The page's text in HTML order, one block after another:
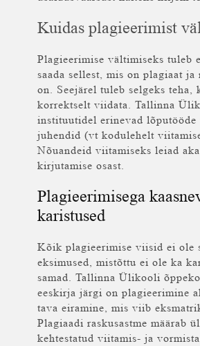
Kuidas plagieerimist
Plagieerimise vältimiseks tuleb
saada sellest, mis on plagiaat ja
on. Seejärel tuleb selgeks teha,
korrektselt viidata. Tallinna
instituutidel erinevad lõputööde
juhendid (vt kodulehelt
Nõuandeid viitamiseks leiad
kirjutamise osast.
Plagieerimisega
karistused
Kõik plagieerimise viisid ei ole
eksimused, mistõttu ei ole ka
samad. Tallinna Ülikooli
eeskirja järgi on plagieerimine
tava eiramine, mis viib
Plagiaadi raskusastme määrab
kehtestatud viitamis- ja